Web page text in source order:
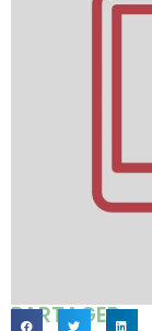
PARTAGER...